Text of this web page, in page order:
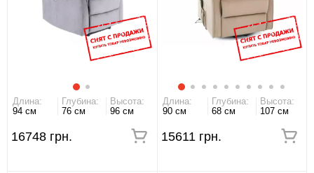
Длина:
94 см
Глубина:
76 см
Высота:
96 см
16748 грн.
Длина:
90 см
Глубина:
68 см
Высота:
107 см
15611 грн.